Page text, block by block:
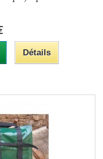
Détails